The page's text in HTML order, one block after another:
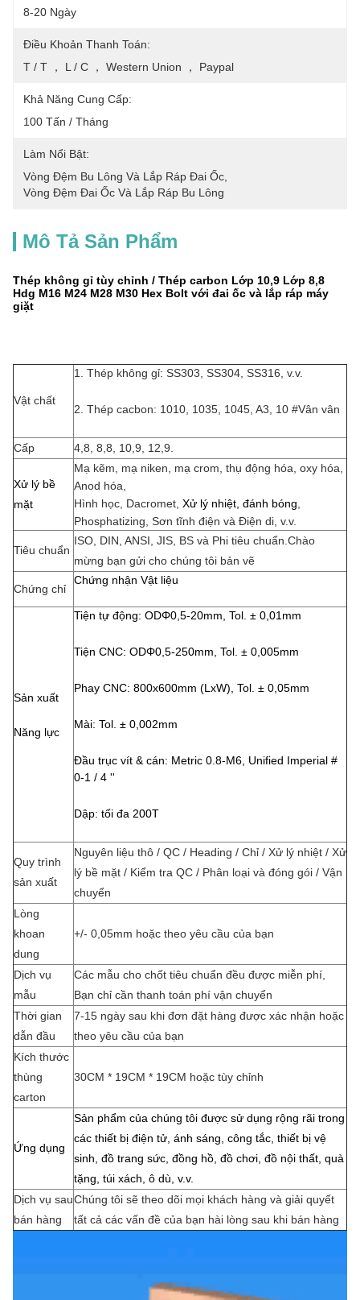
8-20 Ngày
Điều Khoản Thanh Toán:
T / T ， L / C ， Western Union ， Paypal
Khả Năng Cung Cấp:
100 Tấn / Tháng
Làm Nổi Bật:
Vòng Đệm Bu Lông Và Lắp Ráp Đai Ốc
Vòng Đệm Đai Ốc Và Lắp Ráp Bu Lông
Mô Tả Sản Phẩm
Thép không gỉ tùy chỉnh / Thép carbon Lớp 10,9 Lớp 8,8
Hdg M16 M24 M28 M30 Hex Bolt với đai ốc và lắp ráp máy
giặt
Vật chất
1. Thép không gỉ: SS303, SS304, SS316, v.v.
2. Thép cacbon: 1010, 1035, 1045, A3, 10 #Vân vân
Cấp 4,8, 8,8, 10,9, 12,9.
Xử lý bề
mặt
Mạ kẽm, mạ niken, mạ crom, thụ động hóa, oxy hóa,
Anod hóa,
Hình học, Dacromet, Xử lý nhiệt, đánh bóng
Phosphatizing, Sơn tĩnh điện và Điện di, v.v.
Tiêu chuẩn
ISO, DIN, ANSI, JIS, BS và Phi tiêu chuẩn.Chào
mừng bạn gửi cho chúng tôi bản vẽ
Chứng chỉ
Chứng nhận Vật liệu
Sản xuất
Năng lực
Tiện tự động: ODΦ0,5-20mm, Tol. ± 0,01mm
Tiện CNC: ODΦ0,5-250mm, Tol. ± 0,005mm
Phay CNC: 800x600mm (LxW), Tol. ± 0,05mm
Mài: Tol. ± 0,002mm
Đầu trục vít & cán: Metric 0.8-M6, Unified Imperial #
0-1 / 4 ''
Dập: tối đa 200T
Quy trình
sản xuất
Nguyên liệu thô / QC / Heading / Chỉ / Xử lý nhiệt / Xử
lý bề mặt / Kiểm tra QC / Phân loại và đóng gói / Vận
chuyển
Lòng
khoan
dung
+/- 0,05mm hoặc theo yêu cầu của bạn
Dịch vụ
mẫu
Các mẫu cho chốt tiêu chuẩn đều được miễn phí,
Bạn chỉ cần thanh toán phí vận chuyển
Thời gian
dẫn đầu
7-15 ngày sau khi đơn đặt hàng được xác nhận hoặc
theo yêu cầu của bạn
Kích thước
thùng
carton
30CM * 19CM * 19CM hoặc tùy chỉnh
Ứng dụng
Sản phẩm của chúng tôi được sử dụng rộng rãi trong
các thiết bị điện tử, ánh sáng, công tắc, thiết bị vệ
sinh, đồ trang sức, đồng hồ, đồ chơi, đồ nội thất, quà
tặng, túi xách, ô dù, v.v.
Dịch vụ sau
bán hàng
Chúng tôi sẽ theo dõi mọi khách hàng và giải quyết
tất cả các vấn đề của bạn hài lòng sau khi bán hàng